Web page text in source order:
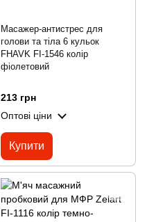
Масажер-антистрес для
голови та тіла 6 кульок
FHAVK FI-1546 колір
фіолетовий
213 грн
Оптові ціни
Купити